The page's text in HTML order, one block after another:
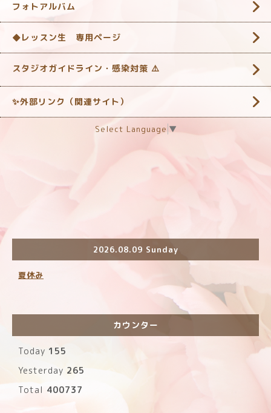
フォトアルバム
◆レッスン生 専用ページ
スタジオガイドライン・感染対策 ‎⚠️
✨外部リンク（関連サイト）
Select Language ▼
2026.08.09 Sunday
夏休み
カウンター
Today 155
Yesterday 265
Total 400737